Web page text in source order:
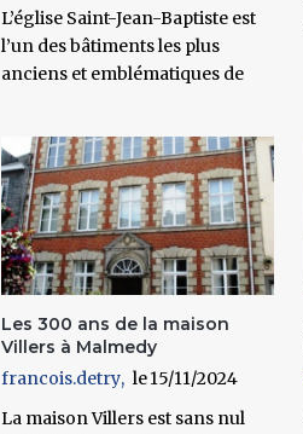
L’église Saint-Jean-Baptiste est
l’un des bâtiments les plus
anciens et emblématiques de
Les 300 ans de la maison
Villers à Malmedy
francois.detry
15/11/2024
La maison Villers est sans nul